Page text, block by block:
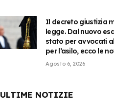
Il decreto giustizia
legge. Dal nuovo
stato per avvocati
per l’asilo, ecco le
Agosto 6, 2026
ULTIME NOTIZIE